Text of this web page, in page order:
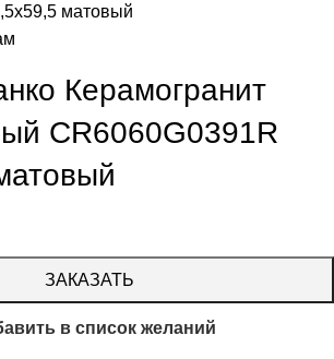
матовый
Керамогранит
СR6060G0391R
ЗАКАЗАТЬ
в список желаний